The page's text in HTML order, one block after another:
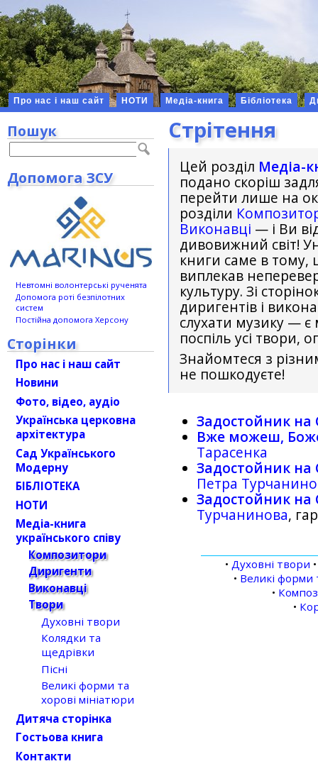
Про нас і наш сайт НОТИ Медіа-книга Бібліотека
Стрітення
Цей розділ Медіа-
подано скоріш
перейти лише на
розділи
Виконавці — і Ви
дивовижний світ!
книги саме в тому,
виплекав
культуру. Зі
диригентів і
слухати музику — є
поспіль усі твори,
Знайомтеся з
не пошкодуєте!
Задостойник на
Вже можеш,
Тарасенка
Задостойник на
Петра
Задостойник на
Турчанинова,
• Духовні твори
• Великі форми
•
•
Пошук
Допомога ЗСУ
Невтомні волонтерські рученята
Допомога роті безпілотних
систем
Постійна допомога Херсону
Сторінки
Про нас і наш сайт
Новини
Фото, відео, аудіо
Українська церковна
архітектура
Сад Українського
Модерну
БІБЛІОТЕКА
НОТИ
Медіа-книга
українського співу
Композитори
Диригенти
Виконавці
Твори
Духовні твори
Колядки та
щедрівки
Пісні
Великі форми та
хорові мініатюри
Дитяча сторінка
Гостьова книга
Контакти